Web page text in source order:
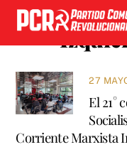
Skip
content
27
El 21°
Corriente Marxista